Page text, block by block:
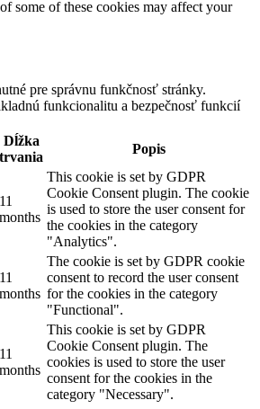
some of these cookies may affect your
pre správnu funkčnosť stránky.
funkcionalitu a bezpečnosť funkcií
Dĺžka
trvania
Popis
11
months
This cookie is set by GDPR
Cookie Consent plugin. The cookie
is used to store the user consent for
the cookies in the category
"Analytics".
11
months
The cookie is set by GDPR cookie
consent to record the user consent
for the cookies in the category
"Functional".
11
months
This cookie is set by GDPR
Cookie Consent plugin. The
cookies is used to store the user
consent for the cookies in the
category "Necessary".